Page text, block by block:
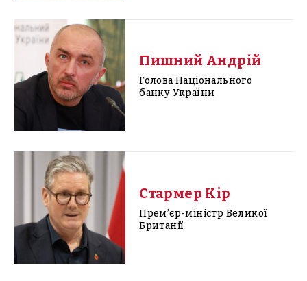
Пишний Андрій
Голова Національного
банку України
Стармер Кір
Прем’єр-міністр Великої
Британії